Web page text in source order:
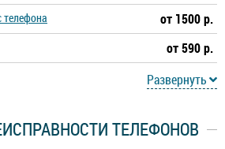
телефона от 1500 р.
от 590 р.
Развернуть
ТЕЛЕФОНОВ